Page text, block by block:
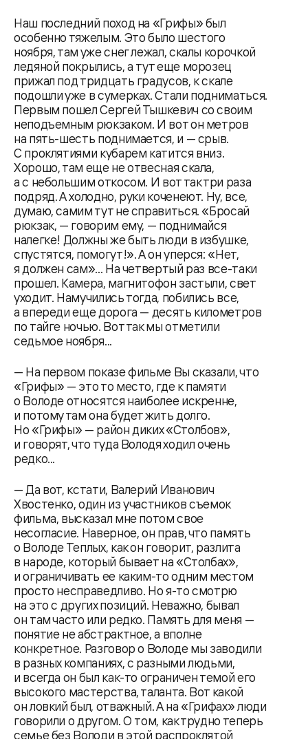
Наш последний поход на «Грифы» был
особенно тяжелым. Это было шестого
ноября, там уже снег лежал, скалы корочкой
ледяной покрылись, а тут еще морозец
прижал под тридцать градусов, к скале
подошли уже в сумерках. Стали подниматься.
Первым пошел Сергей Тышкевич со своим
неподъемным рюкзаком. И вот он метров
на пять-шесть поднимается, и — срыв.
С проклятиями кубарем катится вниз.
Хорошо, там еще не отвесная скала,
а с небольшим откосом. И вот так три раза
подряд. А холодно, руки коченеют. Ну, все,
думаю, самим тут не справиться. «Бросай
рюкзак, — говорим ему, — поднимайся
налегке! Должны же быть люди в избушке,
спустятся, помогут!». А он уперся: «Нет,
я должен сам»... На четвертый раз все-таки
прошел. Камера, магнитофон застыли, свет
уходит. Намучились тогда, побились все,
а впереди еще дорога — десять километров
по тайге ночью. Вот так мы отметили
седьмое ноября...
— На первом показе фильме Вы сказали, что
«Грифы» — это то место, где к памяти
о Володе относятся наиболее искренне,
и потому там она будет жить долго.
Но «Грифы» — район диких «Столбов»,
и говорят, что туда Володя ходил очень
редко...
— Да вот, кстати, Валерий Иванович
Хвостенко, один из участников съемок
фильма, высказал мне потом свое
несогласие. Наверное, он прав, что память
о Володе Теплых, как он говорит, разлита
в народе, который бывает на «Столбах»,
и ограничивать ее каким-то одним местом
просто несправедливо. Но я-то смотрю
на это с других позиций. Неважно, бывал
он там часто или редко. Память для меня —
понятие не абстрактное, а вполне
конкретное. Разговор о Володе мы заводили
в разных компаниях, с разными людьми,
и всегда он был как-то ограничен темой его
высокого мастерства, таланта. Вот какой
он ловкий был, отважный. А на «Грифах» люди
говорили о другом. О том, как трудно теперь
семье без Володи в этой распроклятой